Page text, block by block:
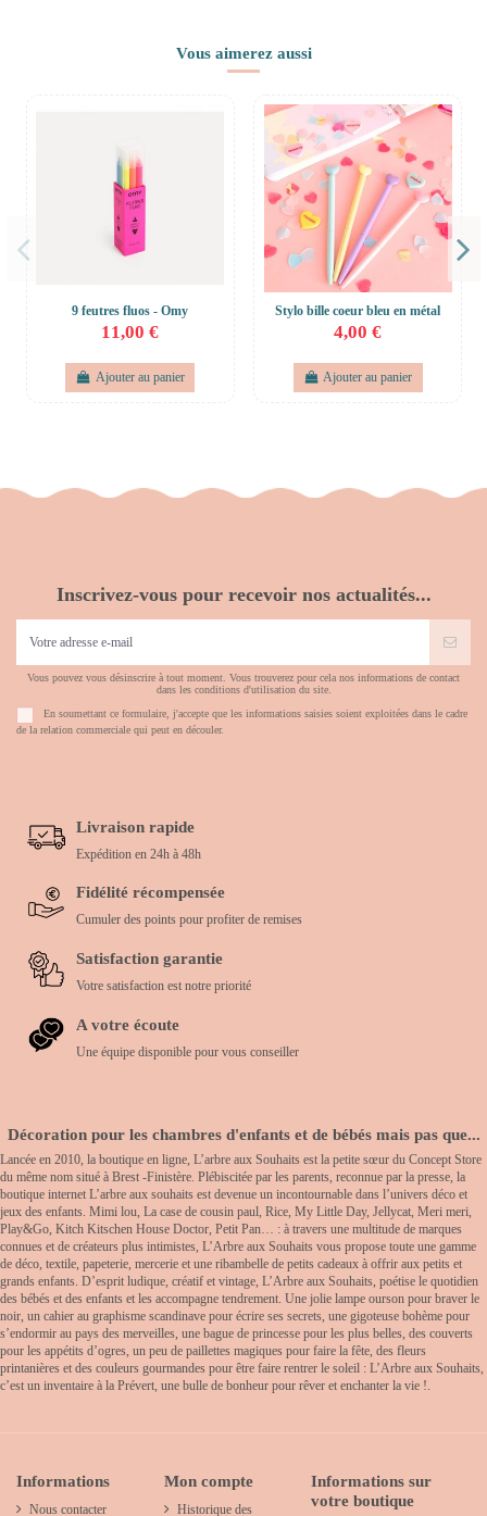
Vous aimerez aussi
9 feutres fluos - Omy
11,00 €
Ajouter au panier
Stylo bille coeur bleu en métal
4,00 €
Ajouter au panier
Inscrivez-vous pour recevoir nos actualités...
Vous pouvez vous désinscrire à tout moment. Vous trouverez pour cela nos informations de contact
dans les conditions d'utilisation du site.
En soumettant ce formulaire, j'accepte que les informations saisies soient exploitées dans le cadre
de la relation commerciale qui peut en découler.
Livraison rapide
Expédition en 24h à 48h
Fidélité récompensée
Cumuler des points pour profiter de remises
Satisfaction garantie
Votre satisfaction est notre priorité
A votre écoute
Une équipe disponible pour vous conseiller
Décoration pour les chambres d'enfants et de bébés mais pas que...
Lancée en 2010, la boutique en ligne, L’arbre aux Souhaits est la petite sœur du Concept Store
du même nom situé à Brest -Finistère. Plébiscitée par les parents, reconnue par la presse, la
boutique internet L’arbre aux souhaits est devenue un incontournable dans l’univers déco et
jeux des enfants. Mimi lou, La case de cousin paul, Rice, My Little Day, Jellycat, Meri meri,
Play&Go, Kitch Kitschen House Doctor, Petit Pan… : à travers une multitude de marques
connues et de créateurs plus intimistes, L’Arbre aux Souhaits vous propose toute une gamme
de déco, textile, papeterie, mercerie et une ribambelle de petits cadeaux à offrir aux petits et
grands enfants. D’esprit ludique, créatif et vintage, L’Arbre aux Souhaits, poétise le quotidien
des bébés et des enfants et les accompagne tendrement. Une jolie lampe ourson pour braver le
noir, un cahier au graphisme scandinave pour écrire ses secrets, une gigoteuse bohème pour
s’endormir au pays des merveilles, une bague de princesse pour les plus belles, des couverts
pour les appétits d’ogres, un peu de paillettes magiques pour faire la fête, des fleurs
printanières et des couleurs gourmandes pour être faire rentrer le soleil : L’Arbre aux Souhaits,
c’est un inventaire à la Prévert, une bulle de bonheur pour rêver et enchanter la vie !.
Informations
Nous contacter
Mon compte
Historique des
Informations sur
votre boutique